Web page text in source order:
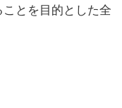
とを目的とした全